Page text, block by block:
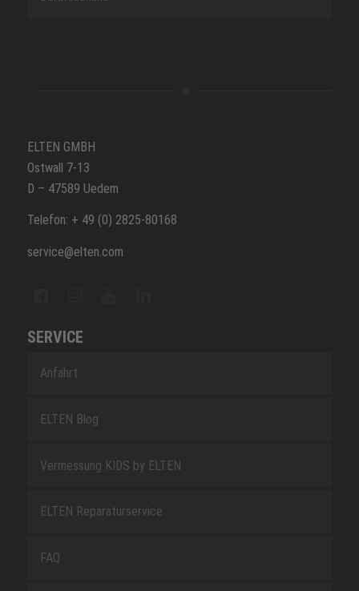
ELTEN GMBH
Ostwall 7-13
D – 47589 Uedem
Telefon: + 49 (0) 2825-80168
service@elten.com
SERVICE
Anfahrt
ELTEN Blog
Vermessung KIDS by ELTEN
ELTEN Reparaturservice
FAQ